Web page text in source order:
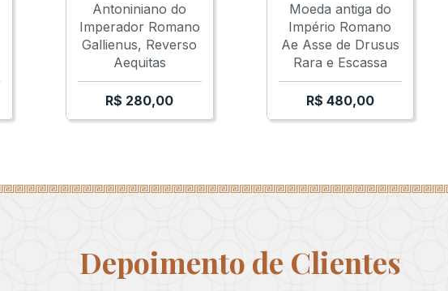
Antoniniano do
Imperador Romano
Gallienus, Reverso
Aequitas
R$ 280,00
Moeda antiga do
Império Romano
Ae Asse de Drusus
Rara e Escassa
R$ 480,00
Depoimento de Clientes